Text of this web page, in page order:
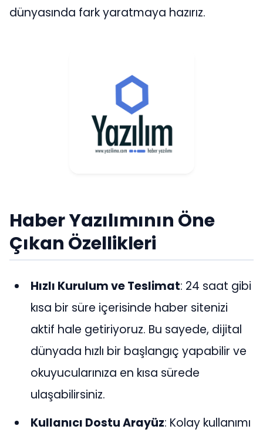
dünyasında fark yaratmaya hazırız.
Haber Yazılımının Öne
Çıkan Özellikleri
Hızlı Kurulum ve Teslimat: 24 saat gibi
kısa bir süre içerisinde haber sitenizi
aktif hale getiriyoruz. Bu sayede, dijital
dünyada hızlı bir başlangıç yapabilir ve
okuyucularınıza en kısa sürede
ulaşabilirsiniz.
Kullanıcı Dostu Arayüz: Kolay kullanımı